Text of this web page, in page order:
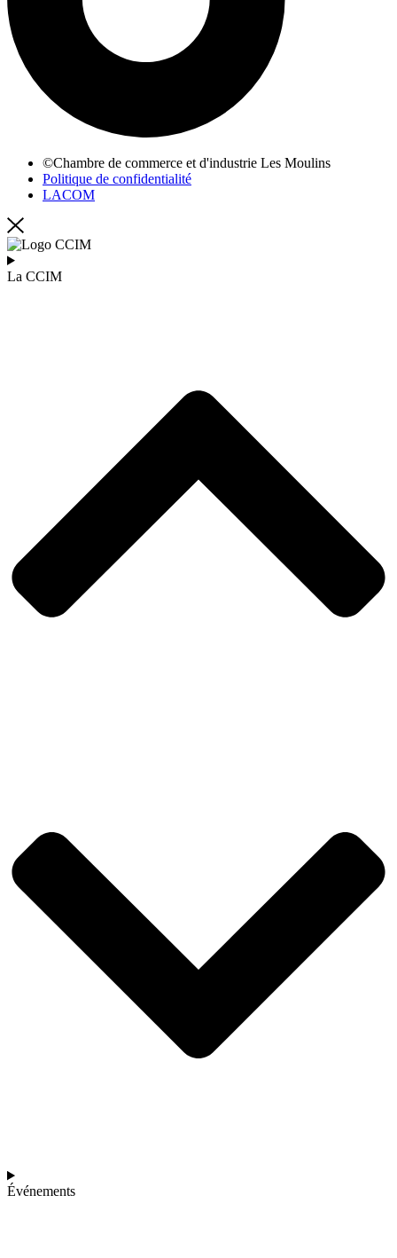
©Chambre de commerce et d'industrie Les Moulins
Politique de confidentialité
LACOM
La CCIM
Événements